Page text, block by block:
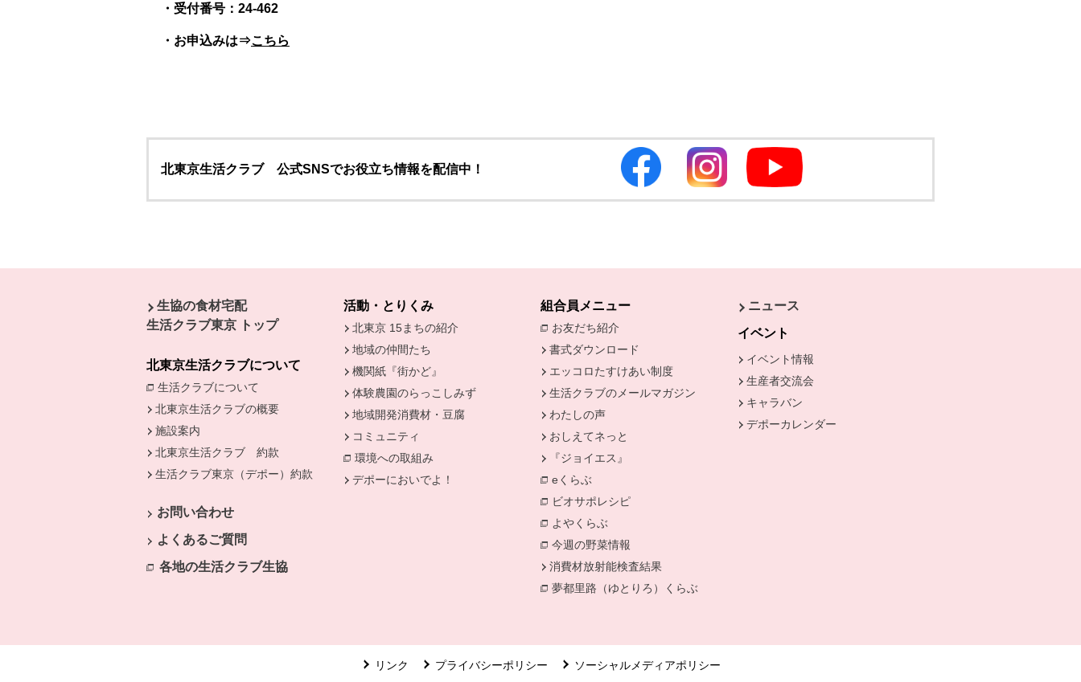
・受付番号：24-462
・お申込みは⇒こちら
北東京生活クラブ 公式SNSでお役立ち情報を配信中！
生協の食材宅配
生活クラブ東京 トップ
北東京生活クラブについて
生活クラブについて
別のウィンドウで開きます。
北東京生活クラブの概要
施設案内
北東京生活クラブ 約款
生活クラブ東京（デポー）約款
別のウィンドウで開きます。
お問い合わせ
よくあるご質問
各地の生活クラブ生協
活動・とりくみ
北東京 15まちの紹介
地域の仲間たち
機関紙『街かど』
体験農園のらっこしみず
地域開発消費材・豆腐
コミュニティ
環境への取組み
別のウィンドウで開きます。
デポーにおいでよ！
組合員メニュー
お友だち紹介 別のウィンドウで開きます。
書式ダウンロード
エッコロたすけあい制度
生活クラブのメールマガジン
わたしの声
おしえてネっと
『ジョイエス』
eくらぶ
別のウィンドウで開きます。
ビオサポレシピ
よやくらぶ
今週の野菜情報
消費材放射能検査結果
夢都里路（ゆとりろ）くらぶ
ニュース
イベント
イベント情報
生産者交流会
キャラバン
デポーカレンダー
リンク プライバシーポリシー ソーシャルメディアポリシー